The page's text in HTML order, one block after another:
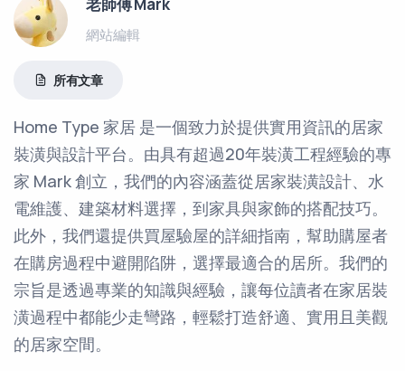
老師傅 Mark
網站編輯
所有文章
Home Type 家居 是一個致力於提供實用資訊的居家
裝潢與設計平台。由具有超過20年裝潢工程經驗的專
家 Mark 創立，我們的內容涵蓋從居家裝潢設計、水
電維護、建築材料選擇，到家具與家飾的搭配技巧。
此外，我們還提供買屋驗屋的詳細指南，幫助購屋者
在購房過程中避開陷阱，選擇最適合的居所。我們的
宗旨是透過專業的知識與經驗，讓每位讀者在家居裝
潢過程中都能少走彎路，輕鬆打造舒適、實用且美觀
的居家空間。